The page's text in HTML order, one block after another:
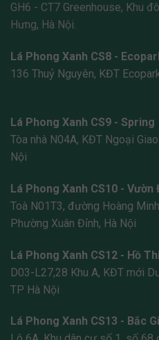
GH6 - CT7 Greenhouse, Khu
Hưng, Hà Nội.
Lá Phong Xanh CS8 -
136 Thuỷ Nguyên, KĐT
Lá Phong Xanh CS9 - Spring
Tòa nhà N04A, KĐT Ngoại
Nội
Lá Phong Xanh CS10 - Vườn
Toà N01T3, đường Hoàng
Phường Xuân Đỉnh, Hà Nội
Lá Phong Xanh CS12 - Hồ
D03-L27,28 Khu A, KĐT mới
TP Hà Nội
Lá Phong Xanh CS13 - Bắc